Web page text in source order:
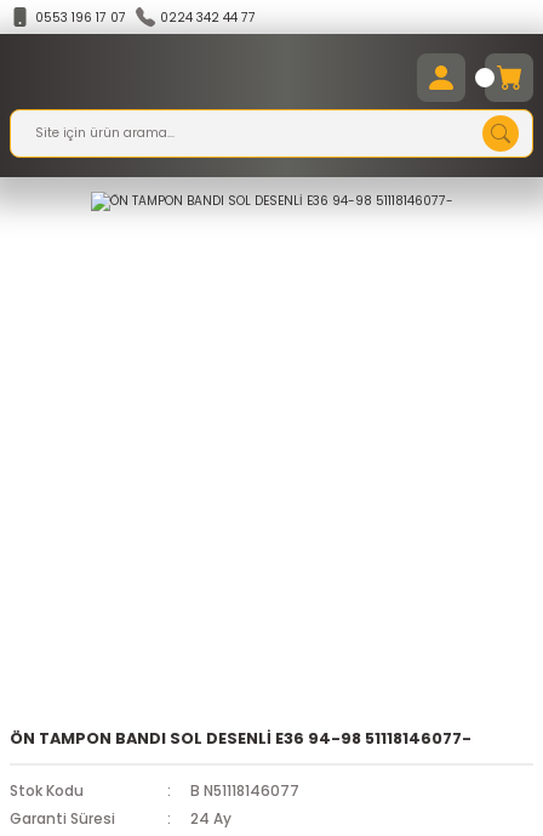
0553 196 17 07 0224 342 44 77
ÖN TAMPON BANDI SOL DESENLİ E36 94-98 51118146077-
Stok Kodu
B N51118146077
Garanti Süresi
24 Ay